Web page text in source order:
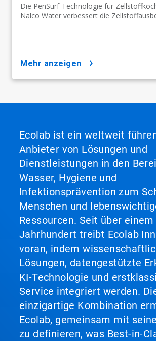
Die PenSurf-Technologie für
Nalco Water verbessert die
mehr anzeigen
Ecolab ist ein weltweit
Anbieter von Lösungen und
Dienstleistungen in den
Wasser, Hygiene und
Infektionsprävention zum
Menschen und
Ressourcen. Seit über einem
Jahrhundert treibt Ecolab
voran, indem
Lösungen, datengestützte
KI-Technologie und
Service integriert werden.
einzigartige Kombination
Ecolab, gemeinsam mit
zu definieren, was Best-in-